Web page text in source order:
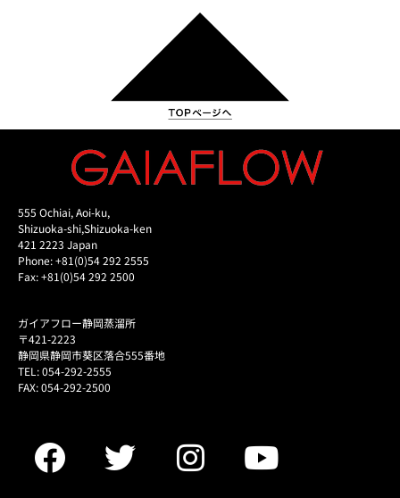
555 Ochiai, Aoi-ku,
Shizuoka-shi,Shizuoka-ken
421 2223 Japan
Phone: +81(0)54 292 2555
Fax: +81(0)54 292 2500
ガイアフロー静岡蒸溜所
〒421-2223
静岡県静岡市葵区落合555番地
TEL: 054-292-2555
FAX: 054-292-2500